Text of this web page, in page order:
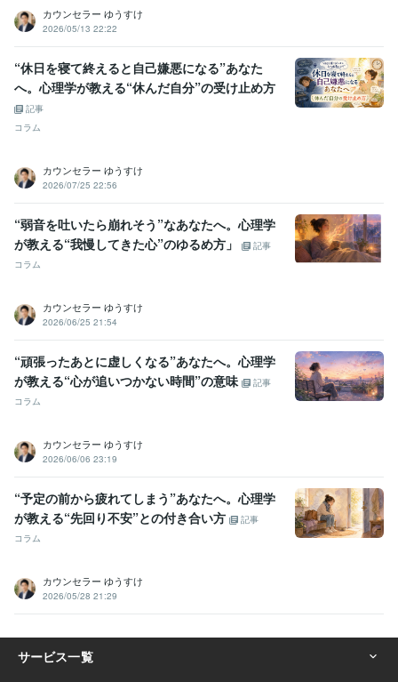
カウンセラー ゆうすけ
2026/05/13 22:22
“休日を寝て終えると自己嫌悪になる”あなた
へ。心理学が教える“休んだ自分”の受け止め方
記事
コラム
カウンセラー ゆうすけ
2026/07/25 22:56
“弱音を吐いたら崩れそう”なあなたへ。心理学
が教える“我慢してきた心”のゆるめ方」
記事
コラム
カウンセラー ゆうすけ
2026/06/25 21:54
“頑張ったあとに虚しくなる”あなたへ。心理学
が教える“心が追いつかない時間”の意味
記事
コラム
カウンセラー ゆうすけ
2026/06/06 23:19
“予定の前から疲れてしまう”あなたへ。心理学
が教える“先回り不安”との付き合い方
記事
コラム
カウンセラー ゆうすけ
2026/05/28 21:29